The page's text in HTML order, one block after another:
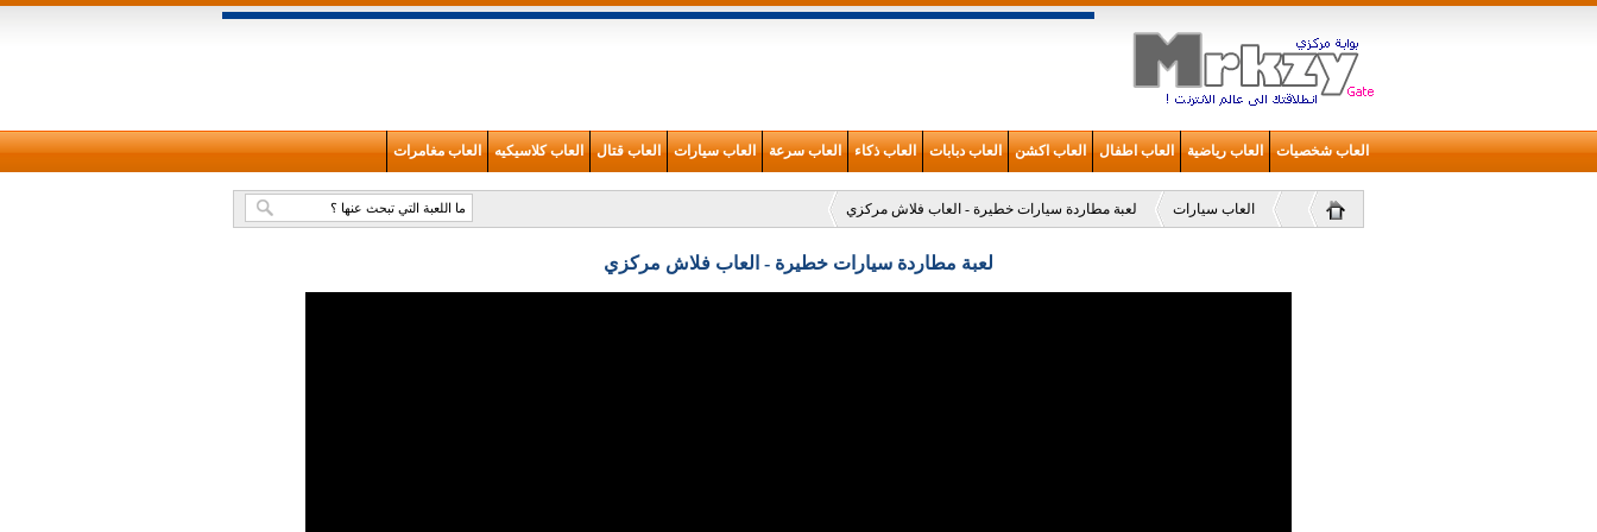
العاب شخصيات العاب رياضية العاب اطفال العاب اكشن العاب دبابات العاب ذكاء العاب سرعة العاب سيارات العاب قتال العاب كلاسيكيه العاب مغامرات
العاب سيارات لعبة مطاردة سيارات خطيرة - العاب فلاش مركزي
لعبة مطاردة سيارات خطيرة - العاب فلاش مركزي